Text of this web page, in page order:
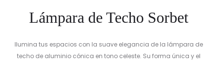
Lámpara de Techo Sorbet
Ilumina tus espacios con la suave elegancia de la lámpara de
techo de aluminio cónica en tono celeste. Su forma única y el